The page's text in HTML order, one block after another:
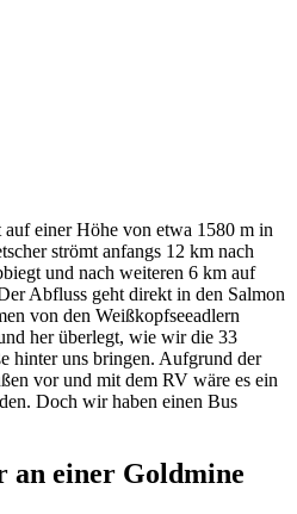
einer Höhe von etwa 1580 m in
strömt anfangs 12 km nach
und nach weiteren 6 km auf
Abfluss geht direkt in den Salmon
von den Weißkopfseeadlern
her überlegt, wie wir die 33
hinter uns bringen. Aufgrund der
vor und mit dem RV wäre es ein
Doch wir haben einen Bus
an einer Goldmine